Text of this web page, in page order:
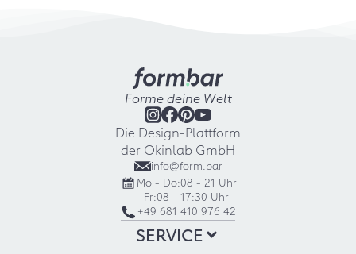
Forme deine Welt
Die Design-Plattform
der Okinlab GmbH
info@form.bar
Mo - Do:08 - 21 Uhr
Fr:08 - 17:30 Uhr
+49 681 410 976 42
SERVICE